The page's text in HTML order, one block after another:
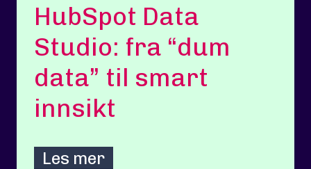
HubSpot Data
Studio: fra “dum
data” til smart
innsikt
Les mer